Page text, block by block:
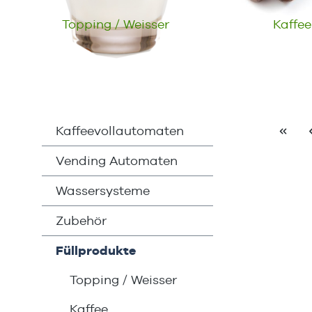
Topping / Weisser Kaffee
Kaffeevollautomaten
Vending Automaten
Wassersysteme
Zubehör
Füllprodukte
Topping / Weisser
Kaffee